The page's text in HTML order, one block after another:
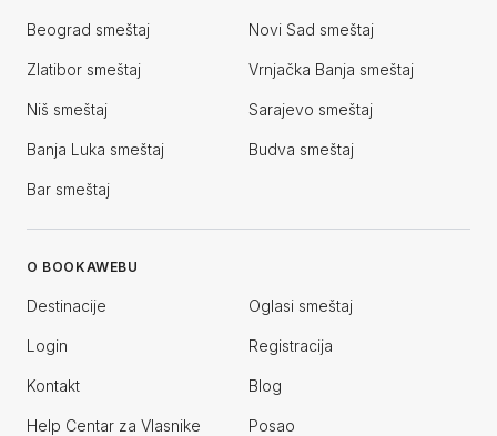
Beograd smeštaj Novi Sad smeštaj
Zlatibor smeštaj Vrnjačka Banja smeštaj
Niš smeštaj Sarajevo smeštaj
Banja Luka smeštaj Budva smeštaj
Bar smeštaj
O BOOKAWEBU
Destinacije Oglasi smeštaj
Login Registracija
Kontakt Blog
Help Centar za Vlasnike Posao